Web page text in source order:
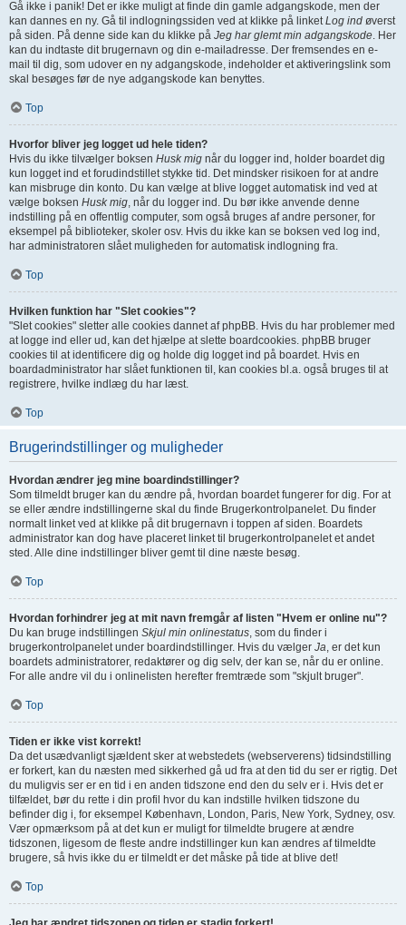
Gå ikke i panik! Det er ikke muligt at finde din gamle adgangskode, men der
kan dannes en ny. Gå til indlogningssiden ved at klikke på linket Log ind øverst
på siden. På denne side kan du klikke på Jeg har glemt min adgangskode . Her
kan du indtaste dit brugernavn og din e-mailadresse. Der fremsendes en e-
mail til dig, som udover en ny adgangskode, indeholder et aktiveringslink som
skal besøges før de nye adgangskode kan benyttes.
Top
Hvorfor bliver jeg logget ud hele tiden?
Hvis du ikke tilvælger boksen Husk mig når du logger ind, holder boardet dig
kun logget ind et forudindstillet stykke tid. Det mindsker risikoen for at andre
kan misbruge din konto. Du kan vælge at blive logget automatisk ind ved at
vælge boksen Husk mig , når du logger ind. Du bør ikke anvende denne
indstilling på en offentlig computer, som også bruges af andre personer, for
eksempel på biblioteker, skoler osv. Hvis du ikke kan se boksen ved log ind,
har administratoren slået muligheden for automatisk indlogning fra.
Top
Hvilken funktion har "Slet cookies"?
"Slet cookies" sletter alle cookies dannet af phpBB. Hvis du har problemer med
at logge ind eller ud, kan det hjælpe at slette boardcookies. phpBB bruger
cookies til at identificere dig og holde dig logget ind på boardet. Hvis en
boardadministrator har slået funktionen til, kan cookies bl.a. også bruges til at
registrere, hvilke indlæg du har læst.
Top
Brugerindstillinger og muligheder
Hvordan ændrer jeg mine boardindstillinger?
Som tilmeldt bruger kan du ændre på, hvordan boardet fungerer for dig. For at
se eller ændre indstillingerne skal du finde Brugerkontrolpanelet. Du finder
normalt linket ved at klikke på dit brugernavn i toppen af siden. Boardets
administrator kan dog have placeret linket til brugerkontrolpanelet et andet
sted. Alle dine indstillinger bliver gemt til dine næste besøg.
Top
Hvordan forhindrer jeg at mit navn fremgår af listen "Hvem er online nu"?
Du kan bruge indstillingen Skjul min onlinestatus , som du finder i
brugerkontrolpanelet under boardindstillinger. Hvis du vælger Ja , er det kun
boardets administratorer, redaktører og dig selv, der kan se, når du er online.
For alle andre vil du i onlinelisten herefter fremtræde som "skjult bruger".
Top
Tiden er ikke vist korrekt!
Da det usædvanligt sjældent sker at webstedets (webserverens) tidsindstilling
er forkert, kan du næsten med sikkerhed gå ud fra at den tid du ser er rigtig. Det
du muligvis ser er en tid i en anden tidszone end den du selv er i. Hvis det er
tilfældet, bør du rette i din profil hvor du kan indstille hvilken tidszone du
befinder dig i, for eksempel København, London, Paris, New York, Sydney, osv.
Vær opmærksom på at det kun er muligt for tilmeldte brugere at ændre
tidszonen, ligesom de fleste andre indstillinger kun kan ændres af tilmeldte
brugere, så hvis ikke du er tilmeldt er det måske på tide at blive det!
Top